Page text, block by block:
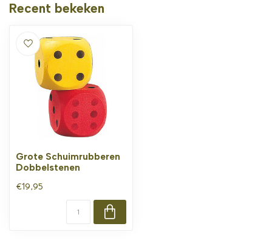
Recent bekeken
Grote Schuimrubberen
Dobbelstenen
€19,95